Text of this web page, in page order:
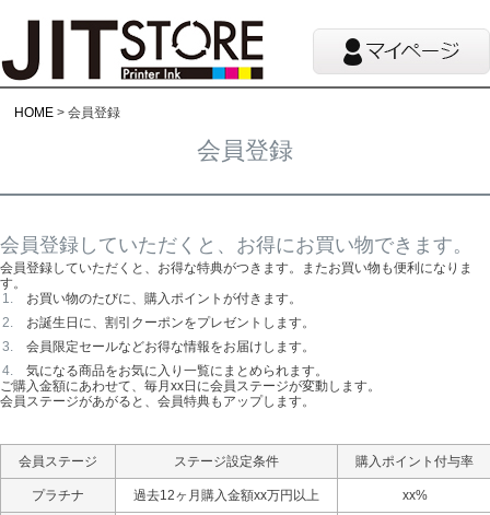
HOME 会員登録
会員登録
会員登録していただくと、お得にお買い物できます。
会員登録していただくと、お得な特典がつきます。またお買い物も便利になりま
す。
お買い物のたびに、購入ポイントが付きます。
お誕生日に、割引クーポンをプレゼントします。
会員限定セールなどお得な情報をお届けします。
気になる商品をお気に入り一覧にまとめられます。
ご購入金額にあわせて、毎月xx日に会員ステージが変動します。
会員ステージがあがると、会員特典もアップします。
会員ステージ ステージ設定条件 購入ポイント付与率
プラチナ 過去12ヶ月購入金額xx万円以上 xx%